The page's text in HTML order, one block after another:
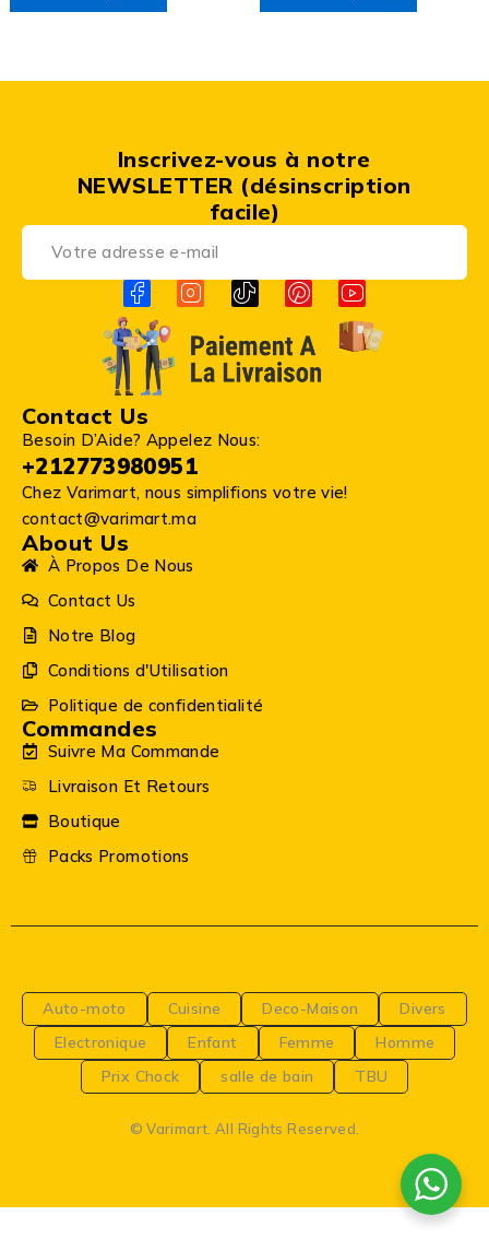
Contact Us
Besoin D’Aide? Appelez Nous:
+212773980951
Chez Varimart, nous simplifions votre vie!
contact@varimart.ma
About Us
À Propos De Nous
Contact Us
Notre Blog
Conditions d'Utilisation
Politique de confidentialité
Commandes
Suivre Ma Commande
Livraison Et Retours
Boutique
Packs Promotions
Inscrivez-vous à notre
NEWSLETTER (désinscription
facile)
Auto-moto Cuisine Deco-Maison
Divers
Electronique
Enfant Femme
Homme
Prix Chock
salle de bain TBU
© Varimart. All Rights Reserved.